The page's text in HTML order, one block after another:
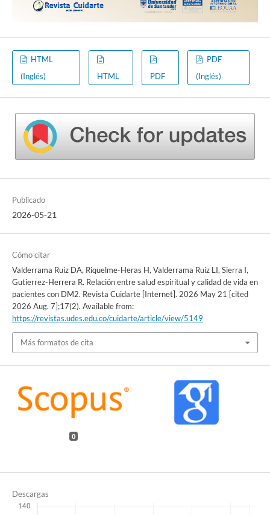
HTML
(Inglés)
HTML PDF
PDF
(Inglés)
Publicado
2026-05-21
Cómo citar
Valderrama Ruiz DA, Riquelme-Heras H, Valderrama Ruiz LI, Sierra I,
Gutierrez-Herrera R. Relación entre salud espiritual y calidad de vida en
pacientes con DM2. Revista Cuidarte [Internet]. 2026 May 21 [cited
2026 Aug. 7];17(2). Available from:
https://revistas.udes.edu.co/cuidarte/article/view/5149
Más formatos de cita
0
Descargas